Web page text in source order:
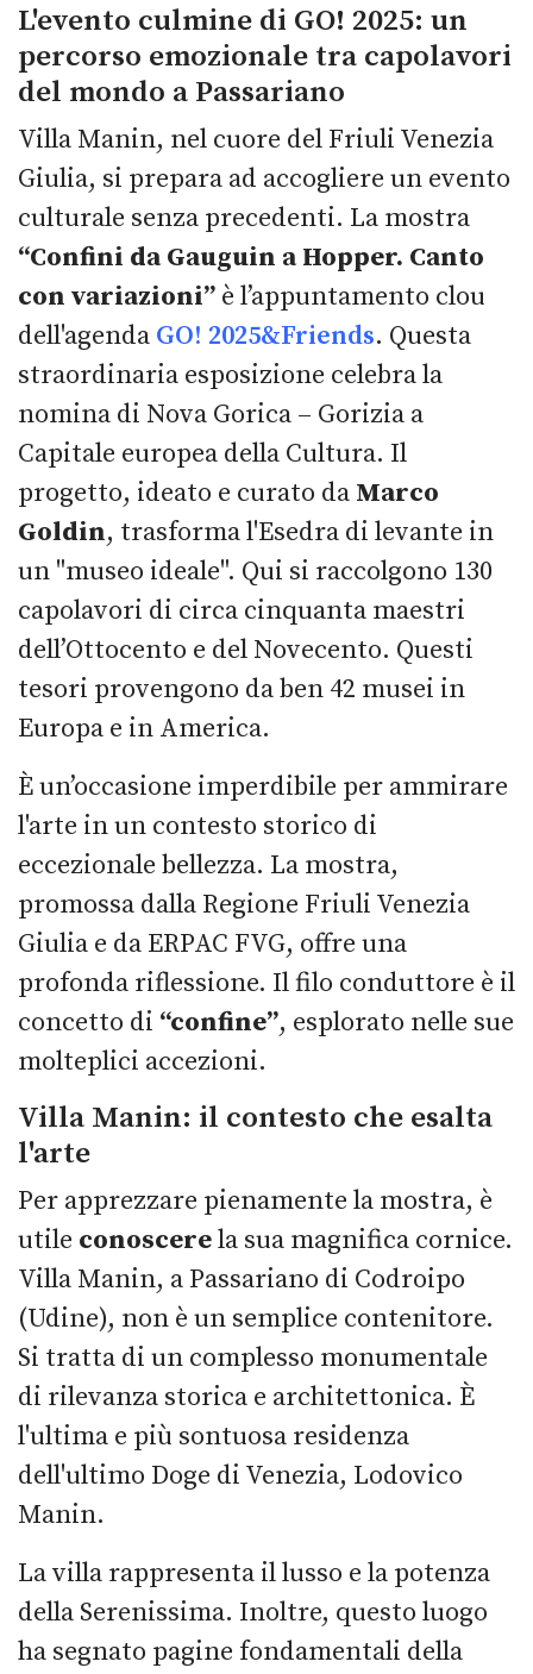
L'evento culmine di GO! 2025: un
percorso emozionale tra capolavori
del mondo a Passariano
Villa Manin, nel cuore del Friuli Venezia
Giulia, si prepara ad accogliere un evento
culturale senza precedenti. La mostra
“Confini da Gauguin a Hopper. Canto
con variazioni” è l’appuntamento clou
dell'agenda GO! 2025&Friends. Questa
straordinaria esposizione celebra la
nomina di Nova Gorica – Gorizia a
Capitale europea della Cultura. Il
progetto, ideato e curato da Marco
Goldin, trasforma l'Esedra di levante in
un "museo ideale". Qui si raccolgono 130
capolavori di circa cinquanta maestri
dell’Ottocento e del Novecento. Questi
tesori provengono da ben 42 musei in
Europa e in America.
È un’occasione imperdibile per ammirare
l'arte in un contesto storico di
eccezionale bellezza. La mostra,
promossa dalla Regione Friuli Venezia
Giulia e da ERPAC FVG, offre una
profonda riflessione. Il filo conduttore è il
concetto di “confine”, esplorato nelle sue
molteplici accezioni.
Villa Manin: il contesto che esalta
l'arte
Per apprezzare pienamente la mostra, è
utile conoscerela sua magnifica cornice.
Villa Manin, a Passariano di Codroipo
(Udine), non è un semplice contenitore.
Si tratta di un complesso monumentale
di rilevanza storica e architettonica. È
l'ultima e più sontuosa residenza
dell'ultimo Doge di Venezia, Lodovico
Manin.
La villa rappresenta il lusso e la potenza
della Serenissima. Inoltre, questo luogo
ha segnato pagine fondamentali della